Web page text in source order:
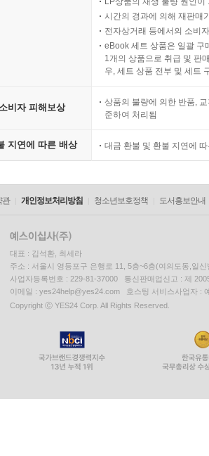
시간의 경과에 의해 재판매
전자상거래 등에서의 소비
eBook 세트 상품은 일괄 구
1개의 상품으로 취급 및 판
우, 세트 상품 전부 및 세트
소비자 피해보상
상품의 불량에 의한 반품,
준하여 처리됨
지연에 따른 배상 대금 환불 및 환불 지연에
관 개인정보처리방침 청소년보호정책 도서홍보안내
대표 : 김석환, 최세라
주소 : 서울시 영등포구 은행로 11, 5층~6층(여의도동,일신
사업자등록번호 : 229-81-37000 통신판매업신고 : 제
이메일 : yes24help@yes24.com 호스팅 서비스사업자 :
Copyright ⓒ YES24 Corp. All Rights Reserved.